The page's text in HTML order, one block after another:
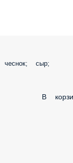
сыр; майонез;
В